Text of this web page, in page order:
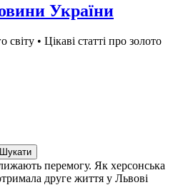
України
• Цікаві статті про золото
перемогу. Як херсонська
друге життя у Львові